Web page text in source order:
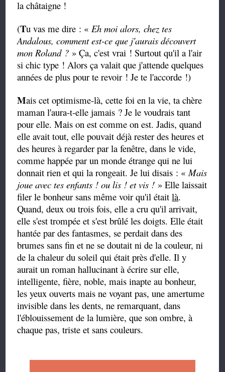
la châtaigne !
(Tu vas me dire : «Eh moi alors, chez tes
Andalous, comment est-ce que j'aurais découvert
mon Roland ? » Ça, c'est vrai ! Surtout qu'il a l'air
si chic type ! Alors ça valait que j'attende quelques
années de plus pour te revoir ! Je te l'accorde !)
Mais cet optimisme-là, cette foi en la vie, ta chère
maman l'aura-t-elle jamais ? Je le voudrais tant
pour elle. Mais on est comme on est. Jadis, quand
elle avait tout, elle pouvait déjà rester des heures et
des heures à regarder par la fenêtre, dans le vide,
comme happée par un monde étrange qui ne lui
donnait rien et qui la rongeait. Je lui disais : «Mais
joue avec tes enfants ! ou lis ! et vis ! » Elle laissait
filer le bonheur sans même voir qu'il étaitlà.
Quand, deux ou trois fois, elle a cru qu'il arrivait,
elle s'est trompée et s'est brûlé les doigts. Elle était
hantée par des fantasmes, se perdait dans des
brumes sans fin et ne se doutait ni de la couleur, ni
de la chaleur du soleil qui était près d'elle. Il y
aurait un roman hallucinant à écrire sur elle,
intelligente, fière, noble, mais inapte au bonheur,
les yeux ouverts mais ne voyant pas, une amertume
invisible dans les dents, ne remarquant, dans
l'éblouissement de la lumière, que son ombre, à
chaque pas, triste et sans couleurs.